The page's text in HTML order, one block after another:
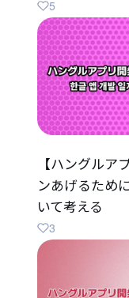
5
【ハングルア
ンあげるため
いて考える
3